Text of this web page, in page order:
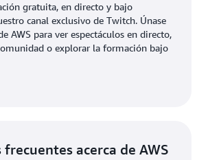
gratuita, en directo y bajo
canal exclusivo de Twitch. Únase
AWS para ver espectáculos en directo,
o explorar la formación bajo
acerca de AWS